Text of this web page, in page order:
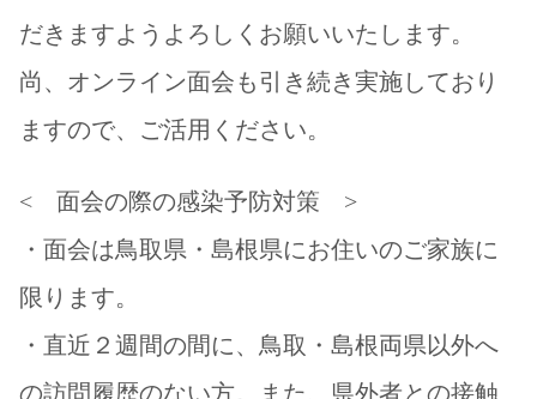
だきますようよろしくお願いいたします。
尚、オンライン面会も引き続き実施しており
ますので、ご活用ください。
< 面会の際の感染予防対策 >
・面会は鳥取県・島根県にお住いのご家族に
限ります。
・直近２週間の間に、鳥取・島根両県以外へ
の訪問履歴のない方。また、県外者との接触